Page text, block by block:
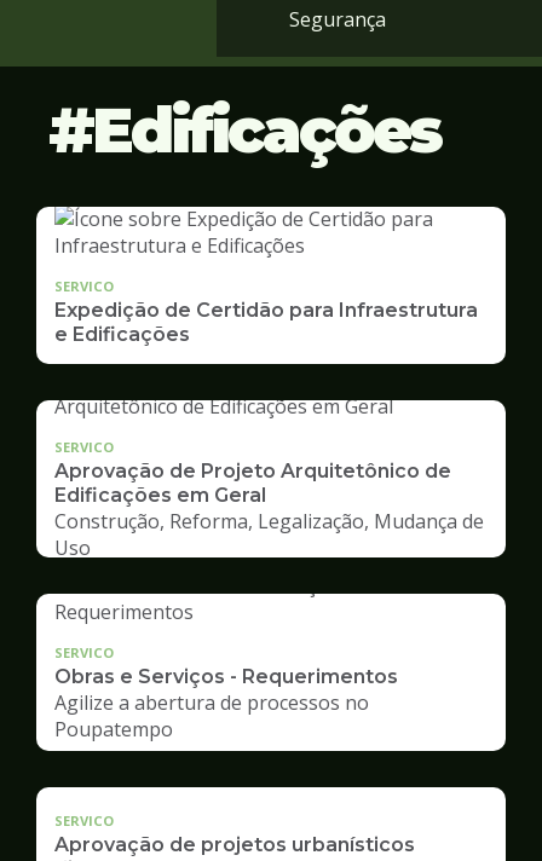
Segurança
Edificações
SERVICO
Expedição de Certidão para Infraestrutura
e Edificações
SERVICO
Aprovação de Projeto Arquitetônico de
Edificações em Geral
Construção, Reforma, Legalização, Mudança de
Uso
SERVICO
Obras e Serviços - Requerimentos
Agilize a abertura de processos no
Poupatempo
SERVICO
Aprovação de projetos urbanísticos